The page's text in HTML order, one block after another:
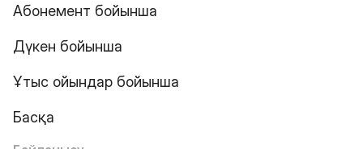
Абонемент бойынша
Дүкен бойынша
Ұтыс ойындар бойынша
Басқа